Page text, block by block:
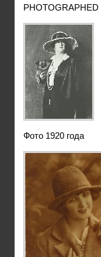
Фото 1920 года